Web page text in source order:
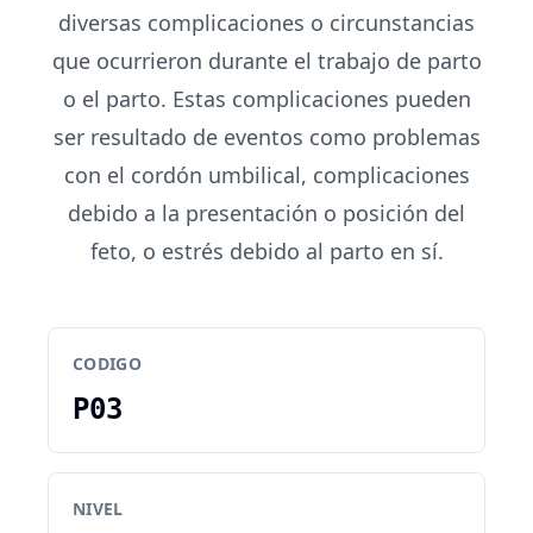
diversas complicaciones o circunstancias
que ocurrieron durante el trabajo de parto
o el parto. Estas complicaciones pueden
ser resultado de eventos como problemas
con el cordón umbilical, complicaciones
debido a la presentación o posición del
feto, o estrés debido al parto en sí.
CODIGO
P03
NIVEL